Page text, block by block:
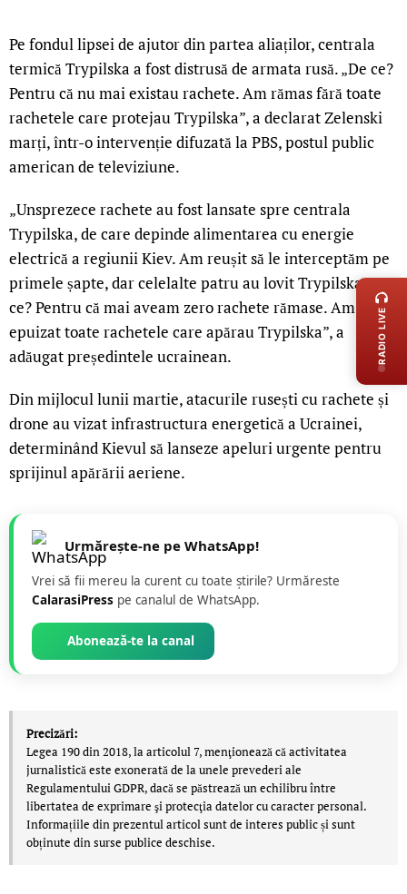
Pe fondul lipsei de ajutor din partea aliaților, centrala
termică Trypilska a fost distrusă de armata rusă. „De ce?
Pentru că nu mai existau rachete. Am rămas fără toate
rachetele care protejau Trypilska”, a declarat Zelenski
marți, într-o intervenție difuzată la PBS, postul public
american de televiziune.
„Unsprezece rachete au fost lansate spre centrala
Trypilska, de care depinde alimentarea cu energie
electrică a regiunii Kiev. Am reușit să le interceptăm pe
primele șapte, dar celelalte patru au lovit Trypilska. De
ce? Pentru că mai aveam zero rachete rămase. Am
epuizat toate rachetele care apărau Trypilska”, a
adăugat președintele ucrainean.
Din mijlocul lunii martie, atacurile rusești cu rachete și
drone au vizat infrastructura energetică a Ucrainei,
determinând Kievul să lanseze apeluri urgente pentru
sprijinul apărării aeriene.
Urmărește-ne pe WhatsApp!
Vrei să fii mereu la curent cu toate știrile? Urmăreste
CalarasiPress pe canalul de WhatsApp.
Abonează-te la canal
Precizări:
Legea 190 din 2018, la articolul 7, menţionează că activitatea
jurnalistică este exonerată de la unele prevederi ale
Regulamentului GDPR, dacă se păstrează un echilibru între
libertatea de exprimare şi protecţia datelor cu caracter personal.
Informațiile din prezentul articol sunt de interes public și sunt
obținute din surse publice deschise.
LIVE
RADIO LIVE